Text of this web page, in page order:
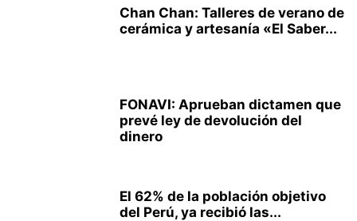
Chan Chan: Talleres de verano de
cerámica y artesanía «El Saber...
FONAVI: Aprueban dictamen que
prevé ley de devolución del
dinero
El 62% de la población objetivo
del Perú, ya recibió las...